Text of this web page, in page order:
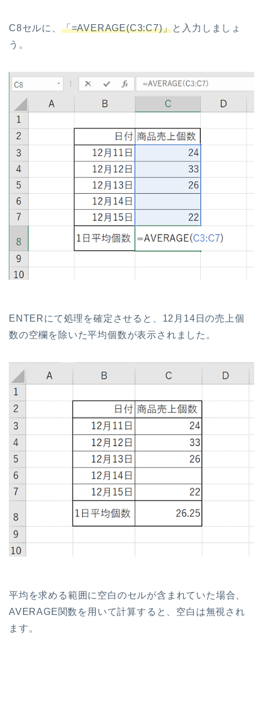
C8セルに、 「=AVERAGE(C3:C7)」と入力しましょ
う。
ENTERにて処理を確定させると、12月14日の売上個
数の空欄を除いた平均個数が表示されました。
平均を求める範囲に空白のセルが含まれていた場合、
AVERAGE関数を用いて計算すると、空白は無視され
ます。